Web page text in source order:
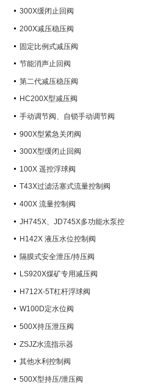
300X缓闭止回阀
200X减压稳压阀
固定比例式减压阀
节能消声止回阀
第二代减压稳压阀
HC200X型减压阀
手动调节阀、自锁手动调节阀
900X型紧急关闭阀
300X型缓闭止回阀
100X 遥控浮球阀
T43X过滤活塞式流量控制阀
400X 流量控制阀
JH745X、JD745X多功能水泵控
制阀H142X 液压水位控制阀
隔膜式安全泄压/持压阀
LS920X煤矿专用减压阀
H712X-5T杠杆浮球阀
W100D定水位阀
500X持压泄压阀
ZSJZ水流指示器
其他水利控制阀
500X型持压/泄压阀